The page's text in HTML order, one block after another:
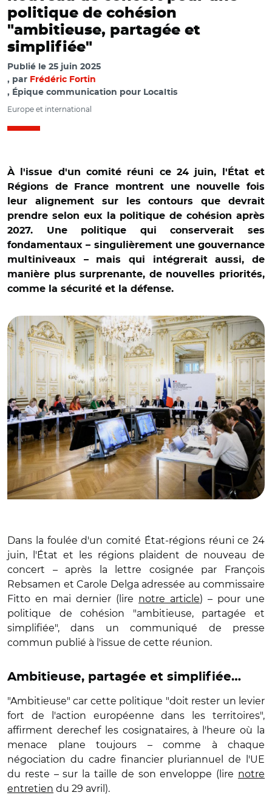
politique de cohésion
"ambitieuse, partagée et
simplifiée"
Publié le 25 juin 2025
par Frédéric Fortin
, Épique communication pour Localtis
Europe et international
À l'issue d'un comité réuni ce 24 juin, l'État et
Régions de France montrent une nouvelle fois
leur alignement sur les contours que devrait
prendre selon eux la politique de cohésion après
2027. Une politique qui conserverait ses
fondamentaux – singulièrement une gouvernance
multiniveaux – mais qui intégrerait aussi, de
manière plus surprenante, de nouvelles priorités,
comme la sécurité et la défense.
© @Regionsdefrance/ Renaud Muselier coprésidait le
Comité État-Régions sur la politique de cohésion post-
Dans la foulée d'un comité État-régions réuni ce 24
juin, l'État et les régions plaident de nouveau de
concert – après la lettre cosignée par François
Rebsamen et Carole Delga adressée au commissaire
Fitto en mai dernier (lire notre article) – pour une
politique de cohésion "ambitieuse, partagée et
simplifiée", dans un communiqué de presse
commun publié à l'issue de cette réunion.
Ambitieuse, partagée et simplifiée…
"Ambitieuse" car cette politique "doit rester un levier
fort de l'action européenne dans les territoires",
affirment derechef les cosignataires, à l'heure où la
menace plane toujours – comme à chaque
négociation du cadre financier pluriannuel de l'UE
du reste – sur la taille de son enveloppe (lire notre
entretien du 29 avril).